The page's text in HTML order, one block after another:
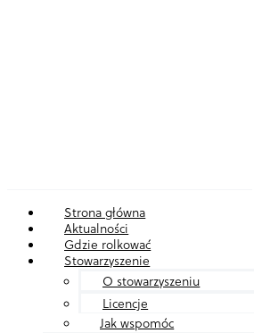
Strona główna
Aktualności
Gdzie rolkować
Stowarzyszenie
O stowarzyszeniu
Licencje
Jak wspomóc